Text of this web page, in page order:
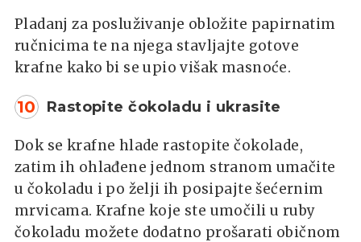
Pladanj za posluživanje obložite papirnatim
ručnicima te na njega stavljajte gotove
krafne kako bi se upio višak masnoće.
10 Rastopite čokoladu i ukrasite
Dok se krafne hlade rastopite čokolade,
zatim ih ohlađene jednom stranom umačite
u čokoladu i po želji ih posipajte šećernim
mrvicama. Krafne koje ste umočili u ruby
čokoladu možete dodatno prošarati običnom